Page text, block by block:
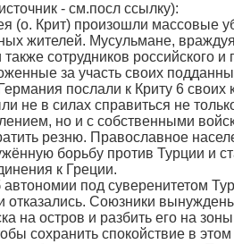
- см.посл ссылку):
(о. Крит) произошли массовые
жителей. Мусульмане,
сотрудников российского и
за участь своих
послали к Криту 6 своих
не в силах справиться не
но и с собственными
резню. Православное
борьбу против Турции и
к Греции.
под суверенитетом
отказались. Союзники
на остров и разбить его на зоны
сохранить спокойствие в